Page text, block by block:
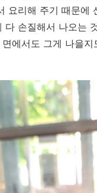
요리해 주기 때문에
다 손질해서 나오는
면에서도 그게 나을지